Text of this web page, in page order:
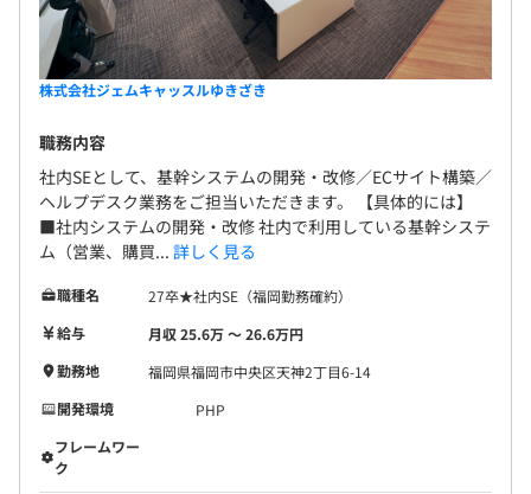
株式会社ジェムキャッスルゆきざき
職務内容
社内SEとして、基幹システムの開発・改修／ECサイト構築／
ヘルプデスク業務をご担当いただきます。 【具体的には】
■社内システムの開発・改修 社内で利用している基幹システ
ム（営業、購買... 詳しく見る
職種名
27卒★社内SE（福岡勤務確約）
給与
月収 25.6万 〜 26.6万円
勤務地
福岡県福岡市中央区天神2丁目6-14
開発環境
PHP
フレームワー
ク